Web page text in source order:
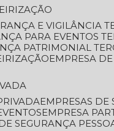
E VIGILÂNCIA
PARA EVENTOS
PATRIMONIAL
EMPRESA
EMPRESAS
EMPRESA
DE SEGURANÇA